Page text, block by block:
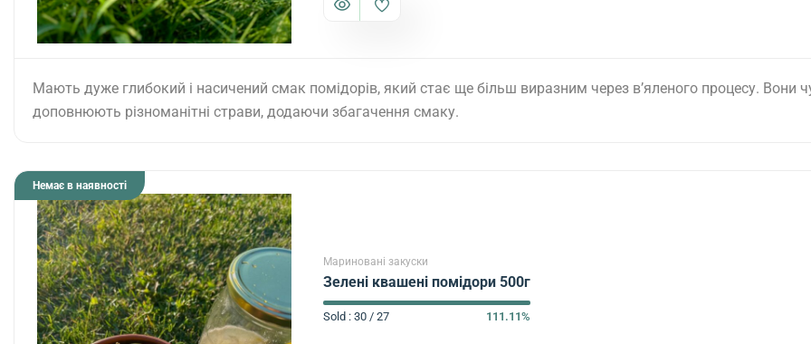
Мають дуже глибокий і насичений смак помідорів, який стає ще більш виразним через в’яленого процесу. Вони
доповнюють різноманітні страви, додаючи збагачення смаку.
Немає в наявності
Мариновані закуски
Зелені квашені помідори 500г
Sold : 30 / 27 111.11%